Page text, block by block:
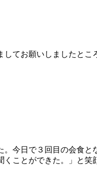
てお願いしましたと
今日で３回目の会食
ことができた。」と笑